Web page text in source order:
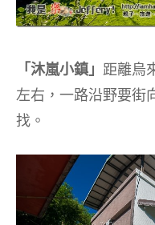
「沐嵐小鎮」 距離烏
左右，一路沿野要街
找。